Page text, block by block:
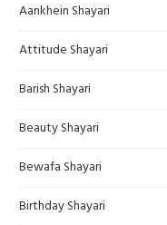
Aankhein Shayari
Attitude Shayari
Barish Shayari
Beauty Shayari
Bewafa Shayari
Birthday Shayari